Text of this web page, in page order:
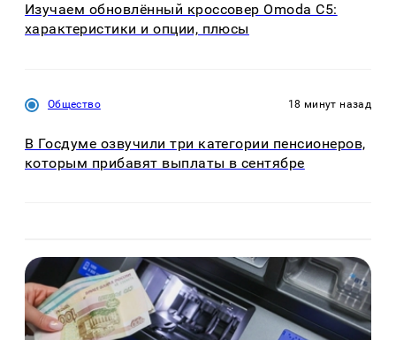
Изучаем обновлённый кроссовер Omoda C5:
характеристики и опции, плюсы
Общество 18 минут назад
В Госдуме озвучили три категории пенсионеров,
которым прибавят выплаты в сентябре